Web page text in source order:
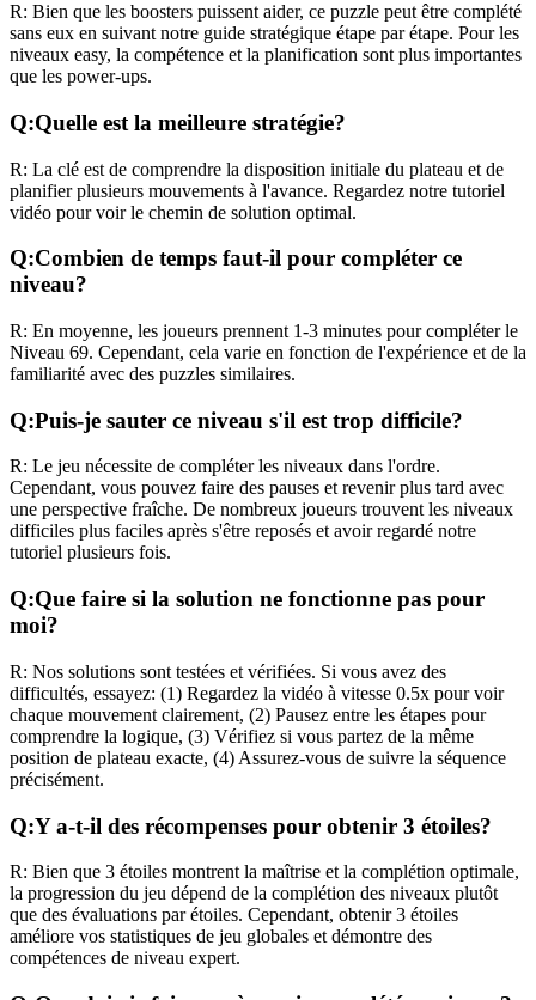
R: Bien que les boosters puissent aider, ce puzzle peut être complété
sans eux en suivant notre guide stratégique étape par étape. Pour les
niveaux easy, la compétence et la planification sont plus importantes
que les power-ups.
Q:Quelle est la meilleure stratégie?
R: La clé est de comprendre la disposition initiale du plateau et de
planifier plusieurs mouvements à l'avance. Regardez notre tutoriel
vidéo pour voir le chemin de solution optimal.
Q:Combien de temps faut-il pour compléter ce
niveau?
R: En moyenne, les joueurs prennent 1-3 minutes pour compléter le
Niveau 69. Cependant, cela varie en fonction de l'expérience et de la
familiarité avec des puzzles similaires.
Q:Puis-je sauter ce niveau s'il est trop difficile?
R: Le jeu nécessite de compléter les niveaux dans l'ordre.
Cependant, vous pouvez faire des pauses et revenir plus tard avec
une perspective fraîche. De nombreux joueurs trouvent les niveaux
difficiles plus faciles après s'être reposés et avoir regardé notre
tutoriel plusieurs fois.
Q:Que faire si la solution ne fonctionne pas pour
moi?
R: Nos solutions sont testées et vérifiées. Si vous avez des
difficultés, essayez: (1) Regardez la vidéo à vitesse 0.5x pour voir
chaque mouvement clairement, (2) Pausez entre les étapes pour
comprendre la logique, (3) Vérifiez si vous partez de la même
position de plateau exacte, (4) Assurez-vous de suivre la séquence
précisément.
Q:Y a-t-il des récompenses pour obtenir 3 étoiles?
R: Bien que 3 étoiles montrent la maîtrise et la complétion optimale,
la progression du jeu dépend de la complétion des niveaux plutôt
que des évaluations par étoiles. Cependant, obtenir 3 étoiles
améliore vos statistiques de jeu globales et démontre des
compétences de niveau expert.